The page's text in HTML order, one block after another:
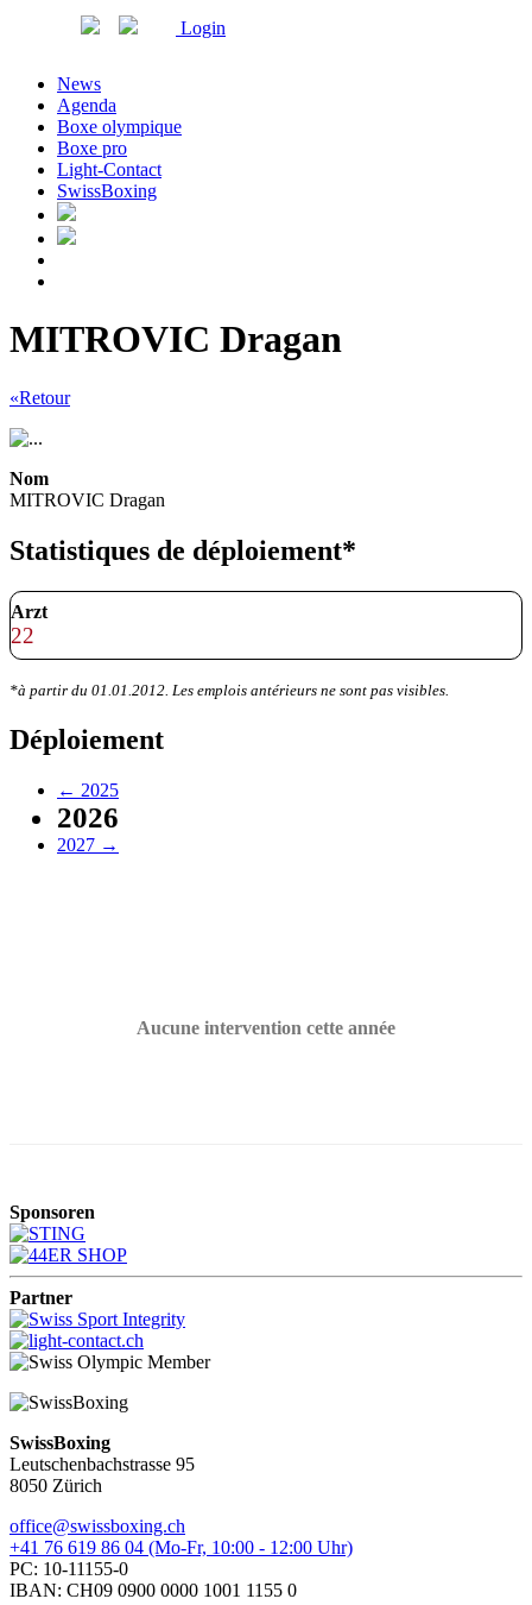
Login
News
Agenda
Boxe olympique
Boxe pro
Light-Contact
SwissBoxing
MITROVIC Dragan
«Retour
Nom
MITROVIC Dragan
Statistiques de déploiement*
Arzt
22
*à partir du 01.01.2012. Les emplois antérieurs ne sont pas visibles.
Déploiement
← 2025
2026
2027 →
Aucune intervention cette année
Sponsoren
Partner
SwissBoxing
Leutschenbachstrasse 95
8050 Zürich
office@swissboxing.ch
+41 76 619 86 04 (Mo-Fr, 10:00 - 12:00 Uhr)
PC: 10-11155-0
IBAN: CH09 0900 0000 1001 1155 0